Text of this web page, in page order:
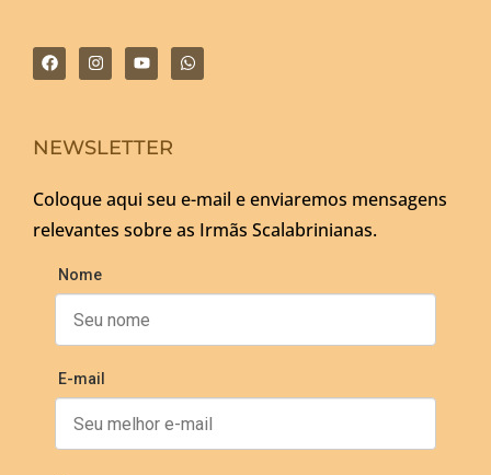
NEWSLETTER
Coloque aqui seu e-mail e enviaremos mensagens
relevantes sobre as Irmãs Scalabrinianas.
Nome
E-mail